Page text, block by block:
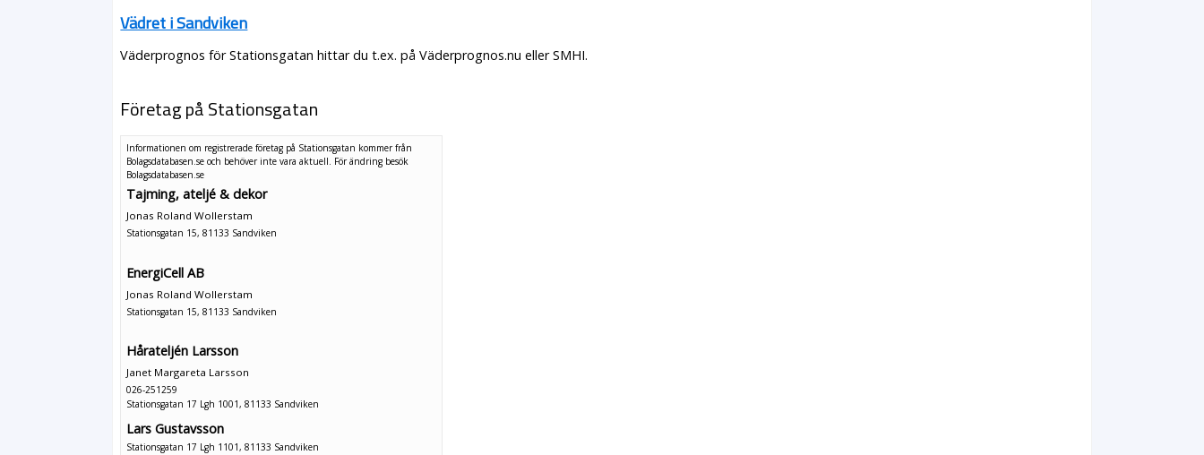
Vädret i Sandviken
Väderprognos för Stationsgatan hittar du t.ex. på Väderprognos.nu eller SMHI.
Företag på Stationsgatan
Informationen om registrerade företag på Stationsgatan kommer från
Bolagsdatabasen.se och behöver inte vara aktuell. För ändring besök
Bolagsdatabasen.se
Tajming, ateljé & dekor
Jonas Roland Wollerstam
Stationsgatan 15, 81133 Sandviken
EnergiCell AB
Jonas Roland Wollerstam
Stationsgatan 15, 81133 Sandviken
Hårateljén Larsson
Janet Margareta Larsson
026-251259
Stationsgatan 17 Lgh 1001, 81133 Sandviken
Lars Gustavsson
Stationsgatan 17 Lgh 1101, 81133 Sandviken